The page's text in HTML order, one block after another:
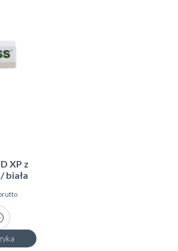
XP z
biała